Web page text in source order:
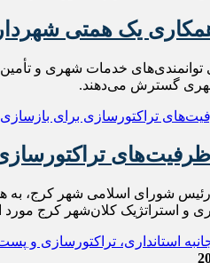
یک همتی
توانمندی‌های خدمات شهری و
گسترش می‌دهند.
ظرفیت‌های
شورای اسلامی شهر کرج، به
و استراتژیک کلان‌شهر کرج مورد